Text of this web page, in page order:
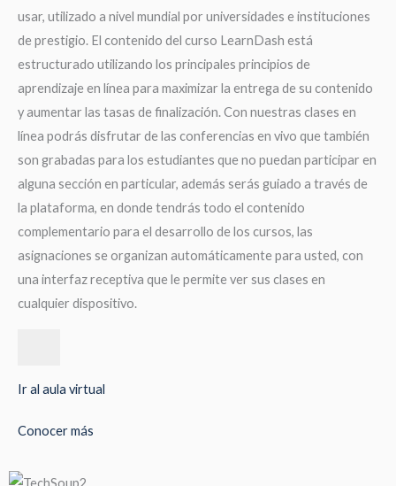
usar, utilizado a nivel mundial por universidades e instituciones
de prestigio. El contenido del curso LearnDash está
estructurado utilizando los principales principios de
aprendizaje en línea para maximizar la entrega de su contenido
y aumentar las tasas de finalización. Con nuestras clases en
línea podrás disfrutar de las conferencias en vivo que también
son grabadas para los estudiantes que no puedan participar en
alguna sección en particular, además serás guiado a través de
la plataforma, en donde tendrás todo el contenido
complementario para el desarrollo de los cursos, las
asignaciones se organizan automáticamente para usted, con
una interfaz receptiva que le permite ver sus clases en
cualquier dispositivo.
Ir al aula virtual
Conocer más